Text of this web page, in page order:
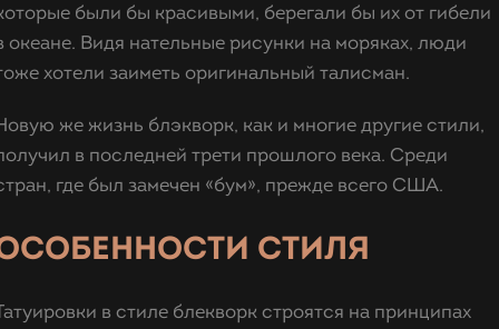
были бы красивыми, берегали бы их от гибели
океане. Видя нательные рисунки на моряках, люди
хотели заиметь оригинальный талисман.
же жизнь блэкворк, как и многие другие стили,
в последней трети прошлого века. Среди
где был замечен «бум», прежде всего США.
СТИЛЯ
в стиле блекворк строятся на принципах